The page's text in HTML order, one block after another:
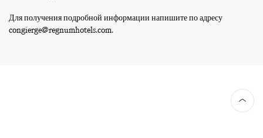
Для получения подробной информации напишите по адресу
congierge@regnumhotels.com.